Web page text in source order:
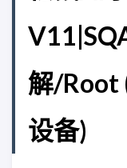
解/Root
设备)